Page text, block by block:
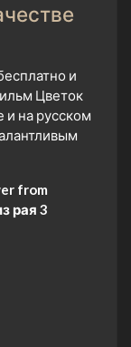
и
Цветок
и на русском
from
рая 3